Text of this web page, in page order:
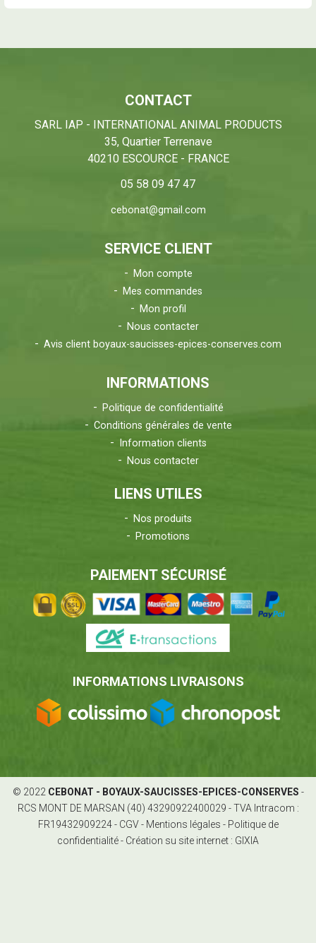
CONTACT
SARL IAP - INTERNATIONAL ANIMAL PRODUCTS
35, Quartier Terrenave
40210 ESCOURCE - FRANCE
05 58 09 47 47
cebonat@gmail.com
SERVICE CLIENT
Mon compte
Mes commandes
Mon profil
Nous contacter
Avis client boyaux-saucisses-epices-conserves.com
INFORMATIONS
Politique de confidentialité
Conditions générales de vente
Information clients
Nous contacter
LIENS UTILES
Nos produits
Promotions
PAIEMENT SÉCURISÉ
INFORMATIONS LIVRAISONS
© 2022 CEBONAT - BOYAUX-SAUCISSES-EPICES-CONSERVES -
RCS MONT DE MARSAN (40) 43290922400029 - TVA Intracom :
FR19432909224 - CGV- Mentions légales - Politique de
confidentialité- Création su site internet : GIXIA